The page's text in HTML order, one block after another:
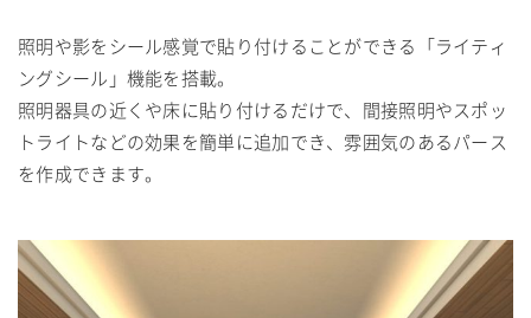
照明や影をシール感覚で貼り付けることができる「ライティ
ングシール」機能を搭載。
照明器具の近くや床に貼り付けるだけで、間接照明やスポッ
トライトなどの効果を簡単に追加でき、雰囲気のあるパース
を作成できます。